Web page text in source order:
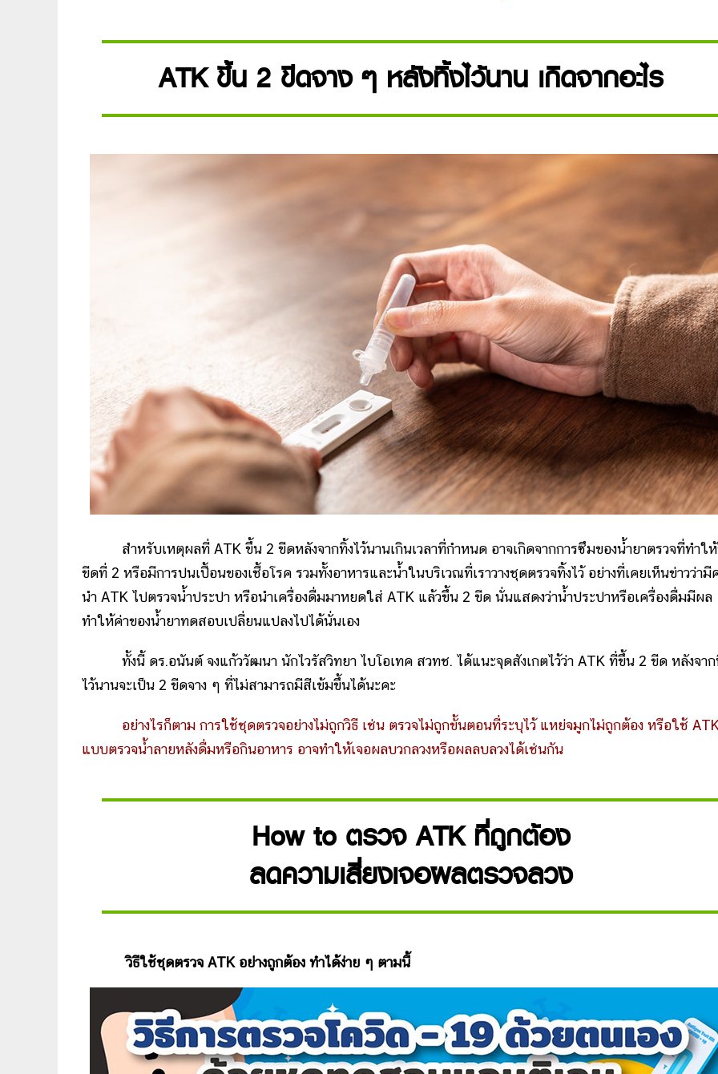
ATK ขึ้น 2 ขีดจาง ๆ หลังทิ้งไว้นาน เกิดจากอะไร
สำหรับเหตุผลที่ ATK ขึ้น 2 ขีดหลังจากทิ้งไว้นานเกินเวลาที่กำหนด อาจเกิดจากการซึมของน้ำยาตรวจที่ทำใ
ขีดที่ 2 หรือมีการปนเปื้อนของเชื้อโรค รวมทั้งอาหารและน้ำในบริเวณที่เราวางชุดตรวจทิ้งไว้ อย่างที่เคยเห็นข่าวว่ามี
นำ ATK ไปตรวจน้ำประปา หรือนำเครื่องดื่มมาหยดใส่ ATK แล้วขึ้น 2 ขีด นั่นแสดงว่าน้ำประปาหรือเครื่องดื่มมีผล
ทำให้ค่าของน้ำยาทดสอบเปลี่ยนแปลงไปได้นั่นเอง
ทั้งนี้ ดร.อนันต์ จงแก้ววัฒนา นักไวรัสวิทยา ไบโอเทค สวทช. ได้แนะจุดสังเกตไว้ว่า ATK ที่ขึ้น 2 ขีด หลังจาก
ไว้นานจะเป็น 2 ขีดจาง ๆ ที่ไม่สามารถมีสีเข้มขึ้นได้นะคะ
อย่างไรก็ตาม การใช้ชุดตรวจอย่างไม่ถูกวิธี เช่น ตรวจไม่ถูกขั้นตอนที่ระบุไว้ แหย่จมูกไม่ถูกต้อง หรือใช้
แบบตรวจน้ำลายหลังดื่มหรือกินอาหาร อาจทำให้เจอผลบวกลวงหรือผลลบลวงได้เช่นกัน
How to ตรวจ ATK ที่ถูกต้อง
ลดความเสี่ยงเจอผลตรวจลวง
วิธีใช้ชุดตรวจ ATK อย่างถูกต้อง ทำได้ง่าย ๆ ตามนี้